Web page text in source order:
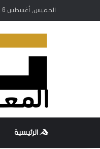
الخميس, أغسطس 6 2026
الرئيسية